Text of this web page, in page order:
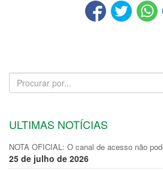
ULTIMAS NOTÍCIAS
NOTA OFICIAL: O canal de acesso não
25 de julho de 2026